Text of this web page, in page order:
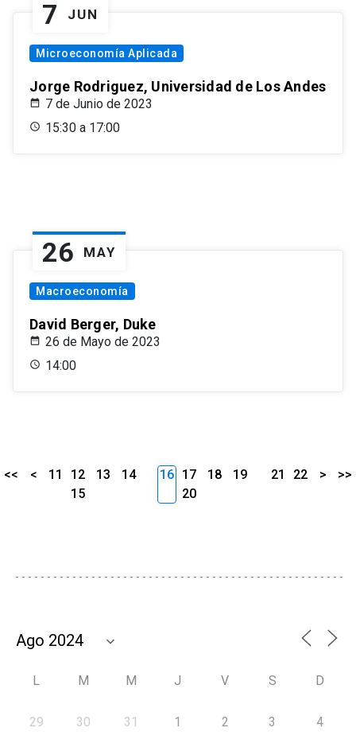
7 JUN
Microeconomía Aplicada
Jorge Rodriguez, Universidad de Los Andes
7 de Junio de 2023
15:30 a 17:00
26 MAY
Macroeconomía
David Berger, Duke
26 de Mayo de 2023
14:00
<< < 11 12 13
14
15
16 17 18
19
20
21 22 > >>
L M M J V S D
29 30 31 1 2 3 4